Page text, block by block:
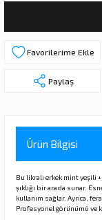
Paylaş
Ürün Bilgisi
Bu likralı erkek mint yeşili
şıklığı bir arada sunar.
kullanım sağlar. Ayrıca,
Profesyonel görünümü ve